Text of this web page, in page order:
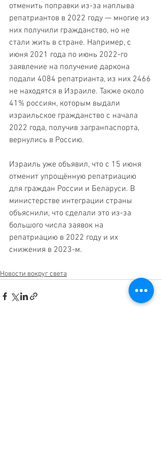
отменить поправки из-за наплыва
репатриантов в 2022 году — многие из
них получили гражданство, но не
стали жить в стране. Например, с
июня 2021 года по июнь 2022-го
заявление на получение даркона
подали 4084 репатрианта, из них 2466
не находятся в Израиле. Также около
41% россиян, которым выдали
израильское гражданство с начала
2022 года, получив загранпаспорта,
вернулись в Россию.
Израиль уже объявил, что с 15 июня
отменит упрощённую репатриацию
для граждан России и Беларуси. В
министерстве интеграции страны
объяснили, что сделали это из-за
большого числа заявок на
репатриацию в 2022 году и их
снижения в 2023-м.
Новости вокруг света